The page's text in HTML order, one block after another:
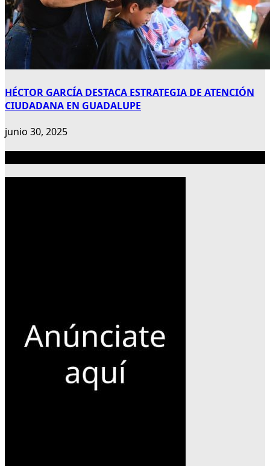
HÉCTOR GARCÍA DESTACA ESTRATEGIA DE ATENCIÓN
CIUDADANA EN GUADALUPE
junio 30, 2025